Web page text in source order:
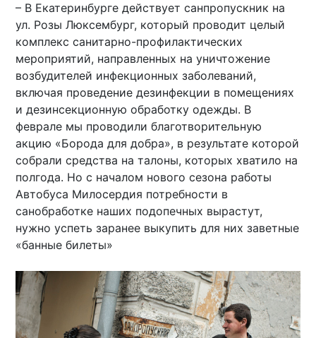
– В Екатеринбурге действует санпропускник на
ул. Розы Люксембург, который проводит целый
комплекс санитарно-профилактических
мероприятий, направленных на уничтожение
возбудителей инфекционных заболеваний,
включая проведение дезинфекции в помещениях
и дезинсекционную обработку одежды. В
феврале мы проводили благотворительную
акцию «Борода для добра», в результате которой
собрали средства на талоны, которых хватило на
полгода. Но с началом нового сезона работы
Автобуса Милосердия потребности в
санобработке наших подопечных вырастут,
нужно успеть заранее выкупить для них заветные
«банные билеты»